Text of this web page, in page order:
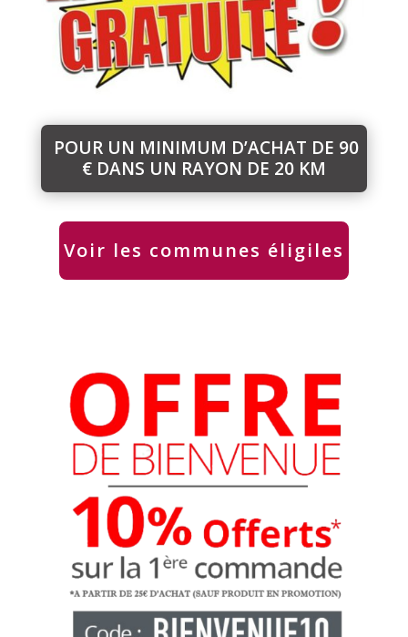
POUR UN MINIMUM D’ACHAT DE 90
€ DANS UN RAYON DE 20 KM
Voir les communes éligiles